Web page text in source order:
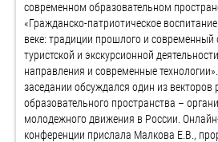
современном образовательном
«Гражданско-патриотическое
веке: традиции прошлого и современный
туристской и экскурсионной
направления и современные
заседании обсуждался один из векторов
образовательного пространства –
молодежного движения в России.
конференции прислала Малкова Е.В.,